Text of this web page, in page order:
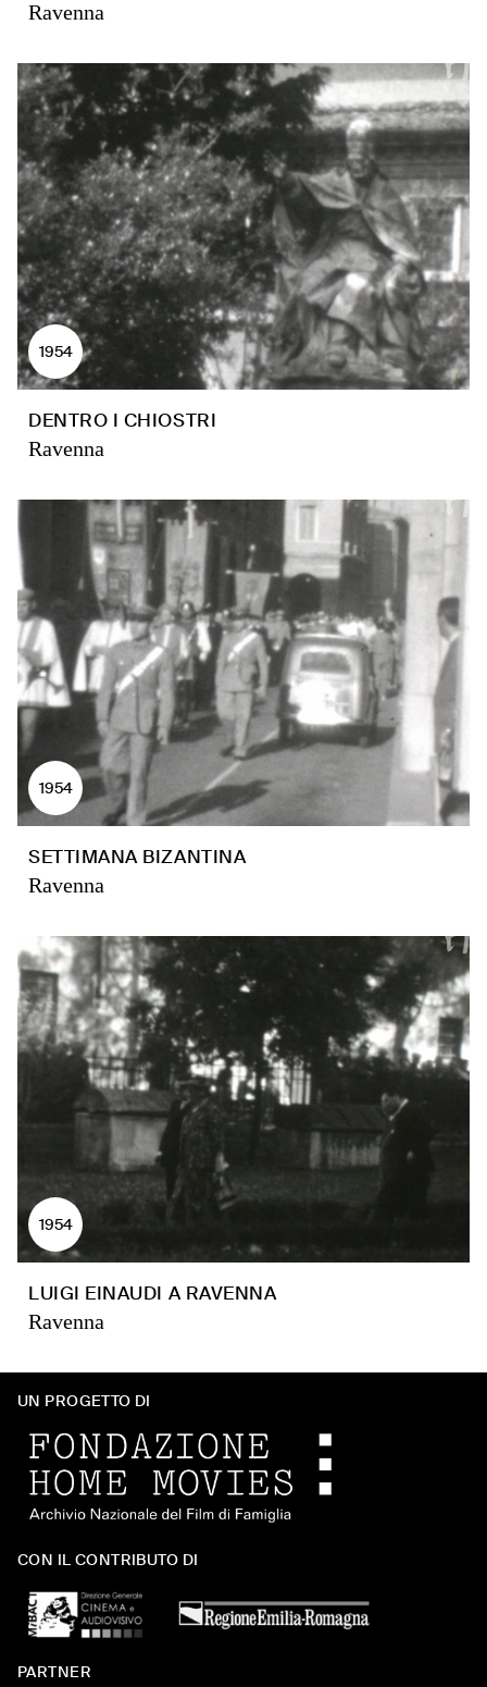
Ravenna
1954
DENTRO I CHIOSTRI
Ravenna
1954
SETTIMANA BIZANTINA
Ravenna
1954
LUIGI EINAUDI A RAVENNA
Ravenna
UN PROGETTO DI
CON IL CONTRIBUTO DI
PARTNER